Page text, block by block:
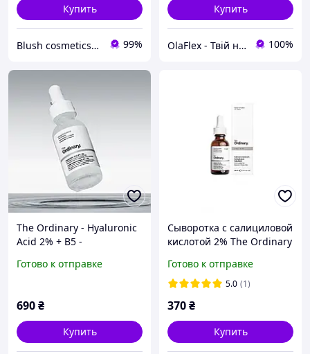
Купить
Blush cosmetics - только оригинальная косметика со всего мира 99%
Купить
OlaFlex - Твій надійний партнер в світі краси! 100%
The Ordinary - Hyaluronic
Acid 2% + B5 -
с гиалуроновой кислотой
Готово к отправке
690₴
Купить
Сыворотка с салициловой
кислотой 2% The Ordinary
Anhydrous Solution 30 мл
Готово к отправке
5.0 (1)
370₴
Купить